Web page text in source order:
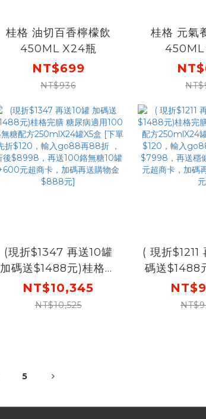
桂格 油切百香檸檬飲
450ML X24瓶
NT$699
NT$936
桂格 元氣
450ML
(現折$1347 再送10罐
加碼送$1488元)桂格完
糖配方250mlX24罐X5
加碼再送購物金$888
NT$10,345
NT$10,525
( 現折$1211
碼送$1488
糖尿病適
250mlX24
5